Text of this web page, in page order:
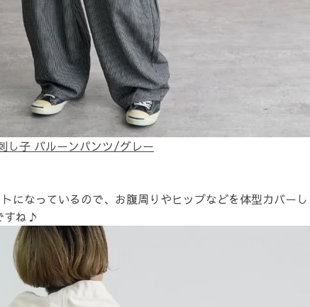
し子 バルーンパンツ/グレー
になっているので、お腹周りやヒップなどを体型カバーし
すね♪